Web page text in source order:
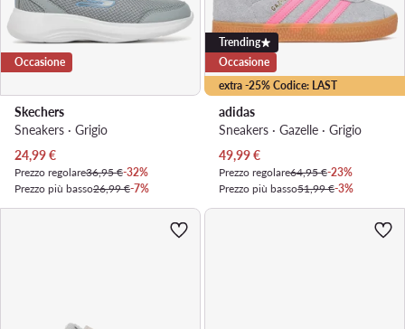
Occasione
Skechers
Sneakers · Grigio
Prezzo attuale
24,99€
Prezzo regolare36,95 €-32%
Prezzo più basso26,99 €-7%
extra -25% Codice: LAST
Trending
Occasione
adidas
Sneakers · Gazelle · Grigio
Prezzo attuale
49,99€
Prezzo regolare64,95 €-23%
Prezzo più basso51,99 €-3%